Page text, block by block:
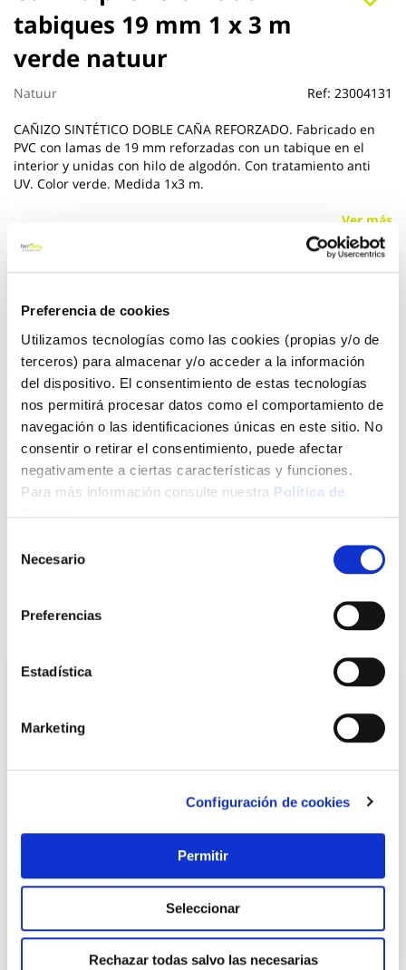
Preferencia de cookies
Utilizamos tecnologías como las cookies (propias y/o de
terceros) para almacenar y/o acceder a la información
del dispositivo. El consentimiento de estas tecnologías
nos permitirá procesar datos como el comportamiento de
navegación o las identificaciones únicas en este sitio. No
consentir o retirar el consentimiento, puede afectar
negativamente a ciertas características y funciones.
Para más información consulte nuestra Política de
Necesario
Preferencias
Estadística
Marketing
Configuración de cookies
Permitir
Seleccionar
Rechazar todas salvo las necesarias
tabiques 19 mm 1 x 3 m
verde natuur
Natuur Ref: 23004131
CAÑIZO SINTÉTICO DOBLE CAÑA REFORZADO. Fabricado en
PVC con lamas de 19 mm reforzadas con un tabique en el
interior y unidas con hilo de algodón. Con tratamiento anti
UV. Color verde. Medida 1x3 m.
Ver más
22,95 €
Añadir al carrito
Click&Collect - Recogida gratis
en nuestras tiendas
Envío a domicilio:
5 días hábiles
comienzo
de
la
galería
de
Caseta metalica 3,96 m² 279 x 142 x 184 cm plata natuur
Natuur
399,00 €